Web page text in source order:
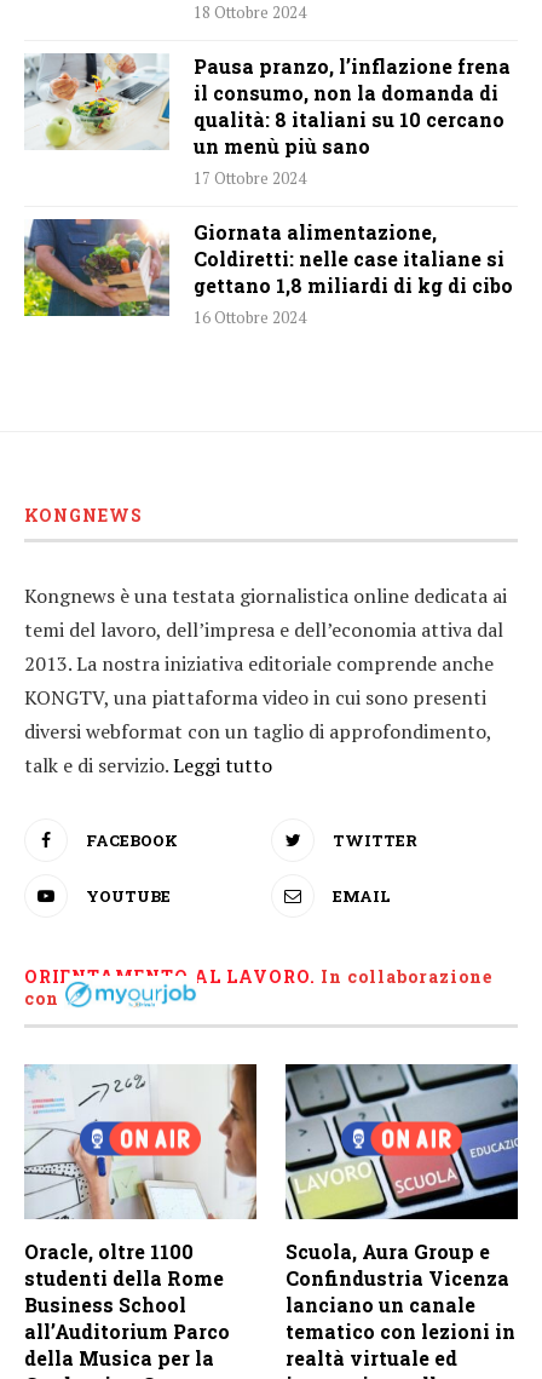
18 Ottobre 2024
Pausa pranzo, l’inflazione frena
il consumo, non la domanda di
qualità: 8 italiani su 10 cercano
un menù più sano
17 Ottobre 2024
Giornata alimentazione,
Coldiretti: nelle case italiane si
gettano 1,8 miliardi di kg di cibo
16 Ottobre 2024
KONGNEWS
Kongnews è una testata giornalistica online dedicata ai
temi del lavoro, dell’impresa e dell’economia attiva dal
2013. La nostra iniziativa editoriale comprende anche
KONGTV, una piattaforma video in cui sono presenti
diversi webformat con un taglio di approfondimento,
talk e di servizio.Leggi tutto
FACEBOOK TWITTER
YOUTUBE EMAIL
ORIENTAMENTO AL LAVORO. In collaborazione
con
Oracle, oltre 1100
studenti della Rome
Business School
all’Auditorium Parco
della Musica per la
Scuola, Aura Group e
Confindustria Vicenza
lanciano un canale
tematico con lezioni in
realtà virtuale ed